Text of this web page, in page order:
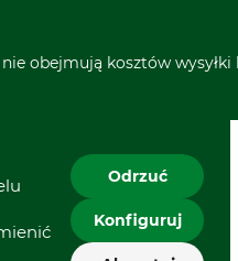
obejmują kosztów
Odrzuć
Konfiguruj